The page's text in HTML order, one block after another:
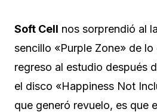
Soft Cell nos sorprendió al
sencillo «Purple Zone» de lo
regreso al estudio después
el disco «Happiness Not
que generó revuelo, es que